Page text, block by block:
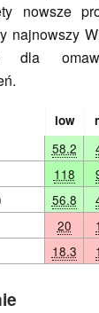
nowsze
najnowszy
dla
low
58.2
118
56.8
20
18.3